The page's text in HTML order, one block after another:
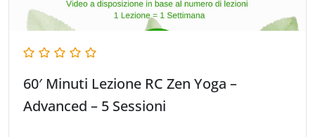
60′ Minuti Lezione RC Zen Yoga –
Advanced – 5 Sessioni